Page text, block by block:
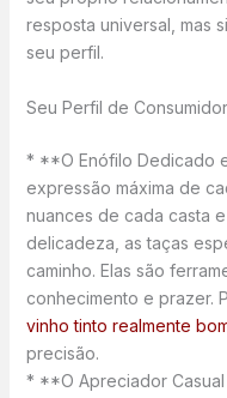
resposta universal, mas
seu perfil.
Seu Perfil de
* **O Enófilo Dedicado
expressão máxima de
nuances de cada casta
delicadeza, as taças
caminho. Elas são
conhecimento e prazer.
vinho tinto realmente
precisão.
* **O Apreciador Casual